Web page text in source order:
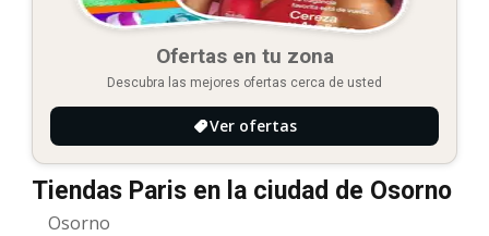
Ofertas en tu zona
Descubra las mejores ofertas cerca de usted
Ver ofertas
Tiendas Paris en la ciudad de Osorno
Osorno